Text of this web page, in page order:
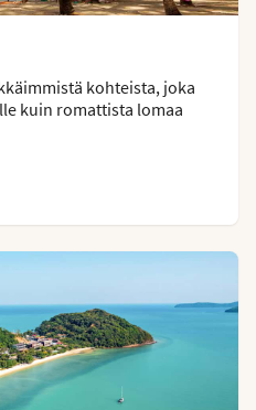
kohteista, joka
kuin romattista lomaa